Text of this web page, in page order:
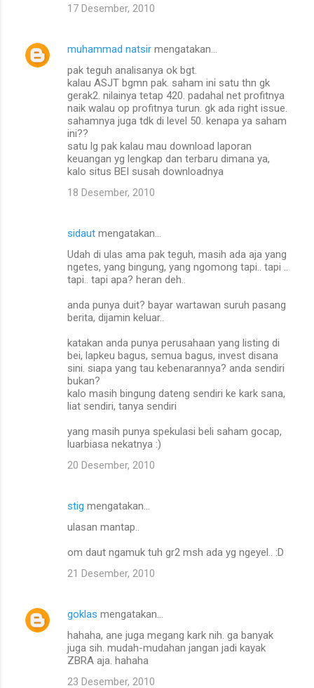
17 Desember, 2010
muhammad natsir mengatakan…
pak teguh analisanya ok bgt.
kalau ASJT bgmn pak. saham ini satu thn gk
gerak2. nilainya tetap 420. padahal net profitnya
naik walau op profitnya turun. gk ada right issue.
sahamnya juga tdk di level 50. kenapa ya saham
ini??
satu lg pak kalau mau download laporan
keuangan yg lengkap dan terbaru dimana ya,
kalo situs BEI susah downloadnya
18 Desember, 2010
sidaut mengatakan…
Udah di ulas ama pak teguh, masih ada aja yang
ngetes, yang bingung, yang ngomong tapi.. tapi ..
tapi.. tapi apa? heran deh..
anda punya duit? bayar wartawan suruh pasang
berita, dijamin keluar..
katakan anda punya perusahaan yang listing di
bei, lapkeu bagus, semua bagus, invest disana
sini. siapa yang tau kebenarannya? anda sendiri
bukan?
kalo masih bingung dateng sendiri ke kark sana,
liat sendiri, tanya sendiri
yang masih punya spekulasi beli saham gocap,
luarbiasa nekatnya :)
20 Desember, 2010
stig mengatakan…
ulasan mantap..
om daut ngamuk tuh gr2 msh ada yg ngeyel.. :D
21 Desember, 2010
goklas mengatakan…
hahaha, ane juga megang kark nih. ga banyak
juga sih. mudah-mudahan jangan jadi kayak
ZBRA aja. hahaha
23 Desember, 2010